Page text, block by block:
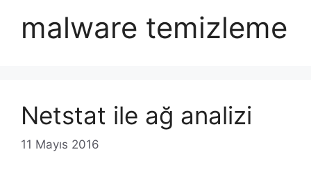
malware temizleme
Netstat ile ağ analizi
11 Mayıs 2016